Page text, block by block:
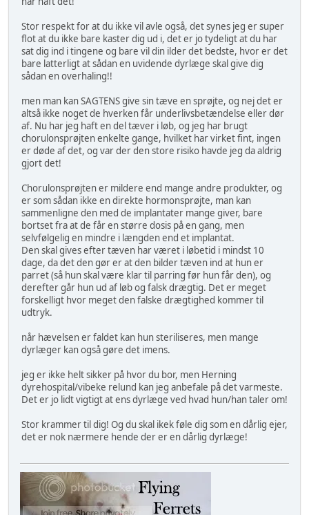
Stor respekt for at du ikke vil avle også, det synes jeg er super
flot at du ikke bare kaster dig ud i, det er jo tydeligt at du har
sat dig ind i tingene og bare vil din ilder det bedste, hvor er det
bare latterligt at sådan en uvidende dyrlæge skal give dig
sådan en overhaling!!
men man kan SAGTENS give sin tæve en sprøjte, og nej det er
altså ikke noget de hverken får underlivsbetændelse eller dør
af. Nu har jeg haft en del tæver i løb, og jeg har brugt
chorulonsprøjten enkelte gange, hvilket har virket fint, ingen
er døde af det, og var der den store risiko havde jeg da aldrig
gjort det!
Chorulonsprøjten er mildere end mange andre produkter, og
er som sådan ikke en direkte hormonsprøjte, man kan
sammenligne den med de implantater mange giver, bare
bortset fra at de får en større dosis på en gang, men
selvfølgelig en mindre i længden end et implantat.
Den skal gives efter tæven har været i løbetid i mindst 10
dage, da det den gør er at den bilder tæven ind at hun er
parret (så hun skal være klar til parring før hun får den), og
derefter går hun ud af løb og falsk drægtig. Det er meget
forskelligt hvor meget den falske drægtighed kommer til
udtryk.
når hævelsen er faldet kan hun steriliseres, men mange
dyrlæger kan også gøre det imens.
jeg er ikke helt sikker på hvor du bor, men Herning
dyrehospital/vibeke relund kan jeg anbefale på det varmeste.
Det er jo lidt vigtigt at ens dyrlæge ved hvad hun/han taler om!
Stor krammer til dig! Og du skal ikek føle dig som en dårlig ejer,
det er nok nærmere hende der er en dårlig dyrlæge!